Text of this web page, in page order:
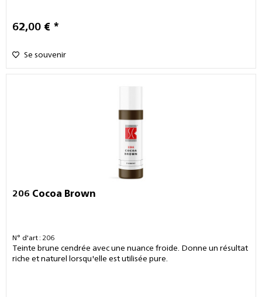
62,00 € *
Se souvenir
206 Cocoa Brown
N° d'art : 206
Teinte brune cendrée avec une nuance froide. Donne un résultat
riche et naturel lorsqu'elle est utilisée pure.